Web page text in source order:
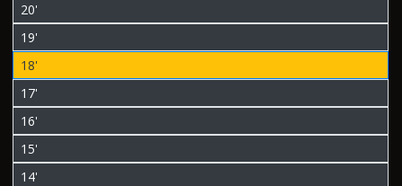
20'
19'
18'
17'
16'
15'
14'